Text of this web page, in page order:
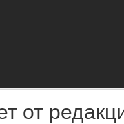
от